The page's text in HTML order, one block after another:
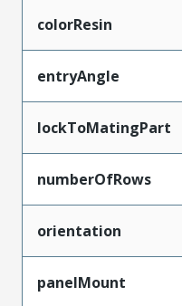
colorResin
entryAngle
lockToMatingPart
numberOfRows
orientation
panelMount